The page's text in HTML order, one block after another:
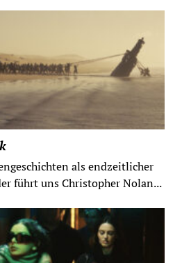
als endzeitlicher
führt uns Christopher Nolan...